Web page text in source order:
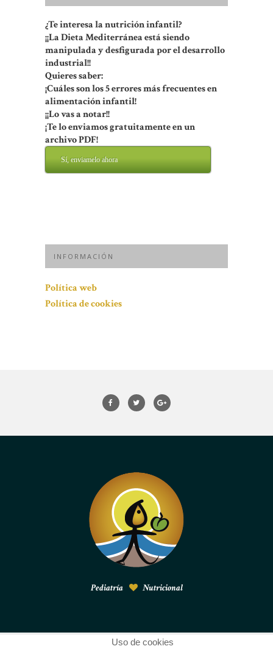
¿Te interesa la nutrición infantil?
¡¡La Dieta Mediterránea está siendo
manipulada y desfigurada por el desarrollo
industrial!!
Quieres saber:
¡Cuáles son los 5 errores más frecuentes en
alimentación infantil!
¡¡Lo vas a notar!!
¡Te lo enviamos gratuitamente en un
archivo PDF!
Sí, enviamelo ahora
INFORMACIÓN
Política web
Política de cookies
Pediatría Nutricional
Uso de cookies